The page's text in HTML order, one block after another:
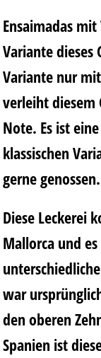
Ensaimadas
Variante dieses
Variante nur
verleiht diesem
Note. Es ist
klassischen
gerne genossen.
Diese Leckerei
Mallorca und
war
den oberen
Spanien ist